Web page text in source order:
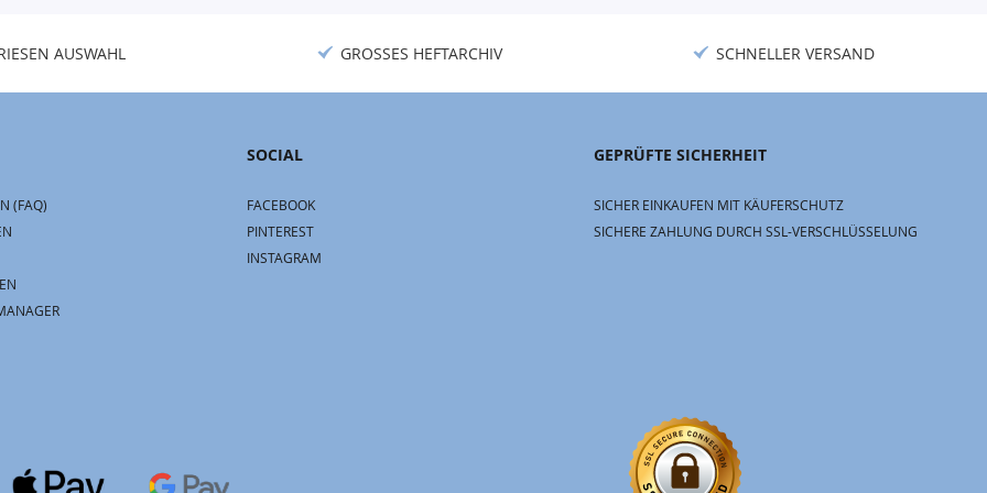
AUSWAHL GROSSES HEFTARCHIV SCHNELLER VERSAND
(FAQ)
SOCIAL
FACEBOOK
PINTEREST
INSTAGRAM
GEPRÜFTE SICHERHEIT
SICHER EINKAUFEN MIT KÄUFERSCHUTZ
SICHERE ZAHLUNG DURCH SSL-VERSCHLÜSSELUNG